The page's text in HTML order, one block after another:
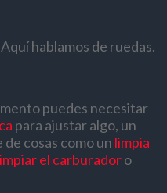
hablamos de ruedas.
puedes necesitar
para ajustar algo, un
de cosas como un limpia
el carburadoro